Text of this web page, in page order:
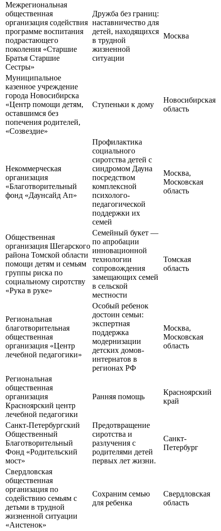
Межрегиональная
общественная
организация содействия
программе воспитания
подрастающего
поколения «Старшие
Братья Старшие
Сестры»
Дружба без границ:
наставничество для
детей, находящихся
в трудной
жизненной
ситуации
Москва
Муниципальное
казенное учреждение
города Новосибирска
«Центр помощи детям,
оставшимся без
попечения родителей,
«Созвездие»
Ступеньки к дому
Новосибирская
область
Некоммерческая
организация
«Благотворительный
фонд «Даунсайд Ап»
Профилактика
социального
сиротства детей с
синдромом Дауна
посредством
комплексной
психолого-
педагогической
поддержки их
семей
Москва,
Московская
область
Общественная
организация Шегарского
района Томской области
помощи детям и семьям
группы риска по
социальному сиротству
«Рука в руке»
Семейный букет —
по апробации
инновационной
технологии
сопровождения
замещающих семей
в сельской
местности
Томская
область
Региональная
благотворительная
общественная
организация «Центр
лечебной педагогики»
Особый ребенок
достоин семьи:
экспертная
поддержка
модернизации
детских домов-
интернатов в
регионах РФ
Москва,
Московская
область
Региональная
общественная
организация
Красноярский центр
лечебной педагогики
Ранняя помощь
Красноярский
край
Санкт-Петербургский
Общественный
Благотворительный
Фонд «Родительский
мост»
Предотвращение
сиротства и
разлучения с
родителями детей
первых лет жизни.
Санкт-
Петербург
Свердловская
общественная
организация по
содействию семьям с
детьми в трудной
жизненной ситуации
«Аистенок»
Сохраним семью
для ребенка
Свердловская
область